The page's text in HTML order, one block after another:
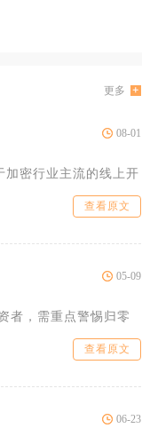
更多
08-01
密行业主流的线上开
查看原文
05-09
者，需重点警惕归零
查看原文
06-23